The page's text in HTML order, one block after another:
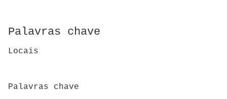
Palavras chave
Locais
Palavras chave